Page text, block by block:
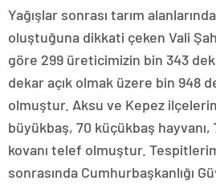
Yağışlar sonrası tarım
oluştuğuna dikkati çeken Vali
göre 299 üreticimizin bin 343
dekar açık olmak üzere bin 948
olmuştur. Aksu ve Kepez
büyükbaş, 70 küçükbaş hayvanı,
kovanı telef olmuştur.
sonrasında Cumhurbaşkanlığı